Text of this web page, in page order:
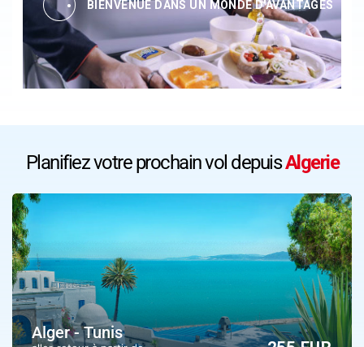
BIENVENUE DANS UN MONDE D'AVANTAGES
Planifiez votre prochain vol depuisAlgerie
Alger - Tunis